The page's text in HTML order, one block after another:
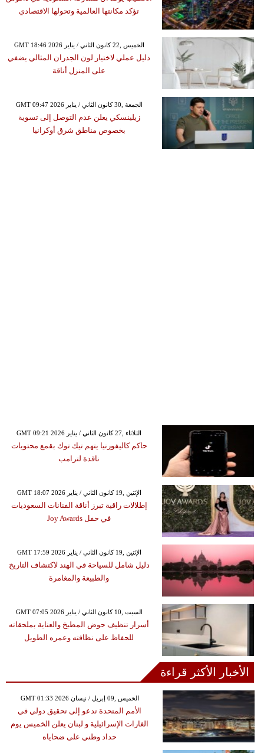
تؤكد مكانتها العالمية وتحولها الاقتصادي
GMT 18:46 2026 الخميس ,22 كانون الثاني / يناير
دليل عملي لاختيار لون الجدران المثالي يضفي
على المنزل أناقة
GMT 09:47 2026 الجمعة ,30 كانون الثاني / يناير
زيلينسكي يعلن عدم التوصل إلى تسوية
بخصوص مناطق شرق أوكرانيا
GMT 09:21 2026 الثلاثاء ,27 كانون الثاني / يناير
حاكم كاليفورنيا يتهم تيك توك بقمع محتويات
ناقدة لترامب
GMT 18:07 2026 الإثنين ,19 كانون الثاني / يناير
إطلالات راقية تبرز أناقة الفنانات السعوديات
في حفل Joy Awards
GMT 17:59 2026 الإثنين ,19 كانون الثاني / يناير
دليل شامل للسياحة في الهند لاكتشاف التاريخ
والطبيعة والمغامرة
GMT 07:05 2026 السبت ,10 كانون الثاني / يناير
أسرار تنظيف حوض المطبخ والعناية بملحقاته
للحفاظ على نظافته وعمره الطويل
الأخبار الأكثر قراءة
GMT 01:33 2026 الخميس ,09 إبريل / نيسان
الأمم المتحدة تدعو إلى تحقيق دولي في
الغارات الإسرائيلية و لبنان يعلن الخميس يوم
حداد وطني على ضحاياه